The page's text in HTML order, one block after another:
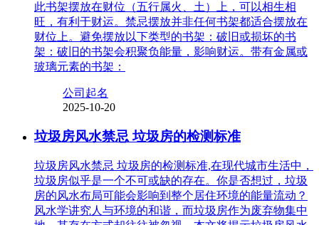
此书架摆放在财位（五行属火、土）上，可以相生相
旺，有利于财运。禁忌摆放并非任何书架都适合摆放在
财位上。避免摆放以下类型的书架：破旧或损坏的书
架：破旧的书架会积聚负能量，影响财运。带有金属或
玻璃元素的书架：
公司起名
2025-10-20
垃圾房风水禁忌 垃圾房的检测标准
垃圾房风水禁忌 垃圾房的检测标准,在现代城市生活中，
垃圾房似乎是一个不可或缺的存在。你是否想过，垃圾
房的风水布局可能会影响到整个居住环境的能量流动？
风水学讲究人与环境的和谐，而垃圾房作为废弃物集中